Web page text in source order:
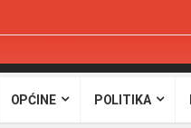
OPĆINE POLITIKA